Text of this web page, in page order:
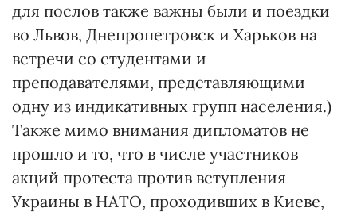
для послов также важны были и поездки
во Львов, Днеп­ропетровск и Харьков на
встречи со студентами и
преподавателями, представляющими
одну из индикативных групп населения.)
Также мимо внимания дипломатов не
прошло и то, что в числе участников
акций протеста против вступления
Украины в НАТО, проходивших в Киеве,